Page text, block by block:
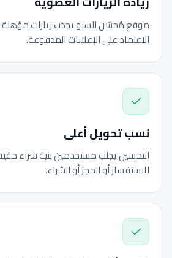
موقع مُحسّن للسيو يجذب زيارات
الاعتماد على الإعلانات المدفوعة.
نسب تحويل أعلى
التحسين يجلب مستخدمين بنية شراء
للاستفسار أو الحجز أو الشراء.